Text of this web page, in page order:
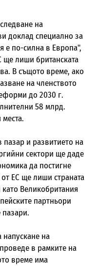
на
доклад специално за
е по-силна в Европа",
ще лиши британската
В същото време, ако
на членството
до 2030 г.
58 млрд.
и развитието на
сектори ще даде
да постигне
ЕС ще лиши страната
Великобритания
партньори
пазари.
на
в рамките на
време има